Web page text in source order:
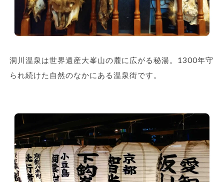
洞川温泉は世界遺産大峯山の麓に広がる秘湯。1300年守
られ続けた自然のなかにある温泉街です。